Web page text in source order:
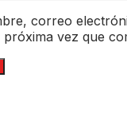
correo
vez que